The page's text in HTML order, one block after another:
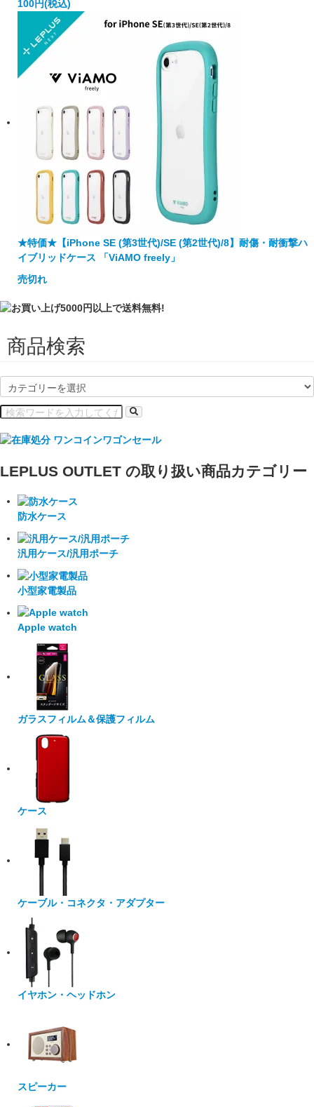
100円(税込)
★特価★【iPhone SE (第3世代)/SE (第2世代)/8】耐傷・耐衝撃ハ
イブリッドケース 「ViAMO freely」
売切れ
商品検索
LEPLUS OUTLET の取り扱い商品カテゴリー
防水ケース
汎用ケース/汎用ポーチ
小型家電製品
Apple watch
ガラスフィルム＆保護フィルム
ケース
ケーブル・コネクタ・アダプター
イヤホン・ヘッドホン
スピーカー